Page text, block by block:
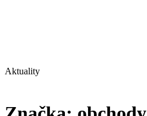
Aktuality